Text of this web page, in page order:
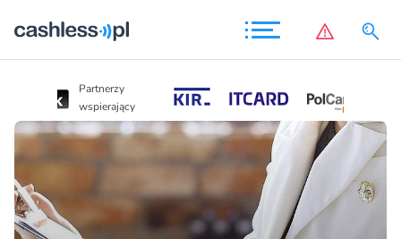
Partnerzy
wspierający